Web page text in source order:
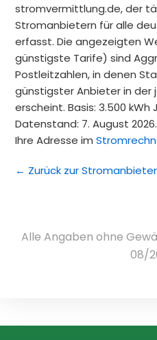
stromvermittlung.de, der
Stromanbietern für alle
erfasst. Die angezeigten
günstigste Tarife) sind
Postleitzahlen, in denen
günstigster Anbieter in der
erscheint. Basis: 3.500 kWh
Datenstand: 7. August
Ihre Adresse im
← Zurück zur
Alle Angaben ohne
08/